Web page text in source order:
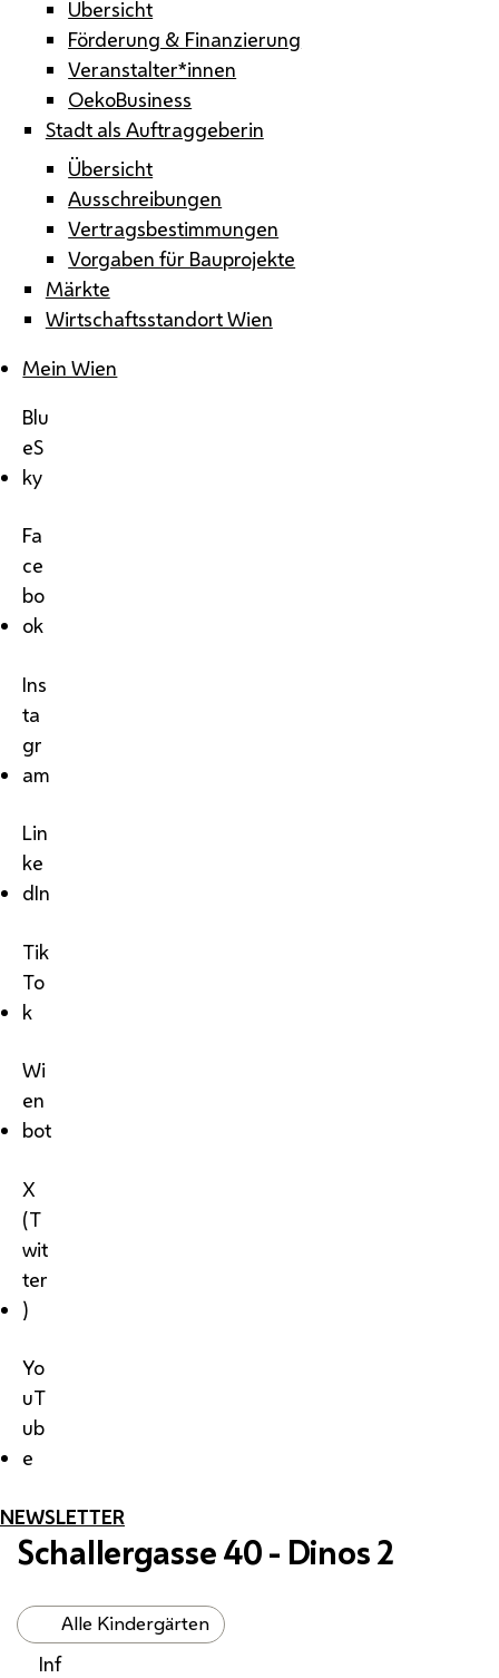
Übersicht
Förderung & Finanzierung
Veranstalter*innen
OekoBusiness
Stadt als Auftraggeberin
Übersicht
Ausschreibungen
Vertragsbestimmungen
Vorgaben für Bauprojekte
Märkte
Wirtschaftsstandort Wien
Mein Wien
Blu
eS
ky
Fa
ce
bo
ok
Ins
ta
gr
am
Lin
ke
dIn
Tik
To
k
Wi
en
bot
X
(T
wit
ter
)
Yo
uT
ub
e
NEWSLETTER
Schallergasse 40 - Dinos 2
Alle Kindergärten
Inf